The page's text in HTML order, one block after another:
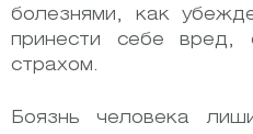
болезнями, как
принести себе вред,
страхом.
Боязнь человека